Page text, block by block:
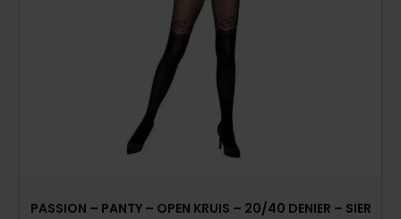
PASSION – PANTY – OPEN KRUIS – 20/40 DENIER – SIER